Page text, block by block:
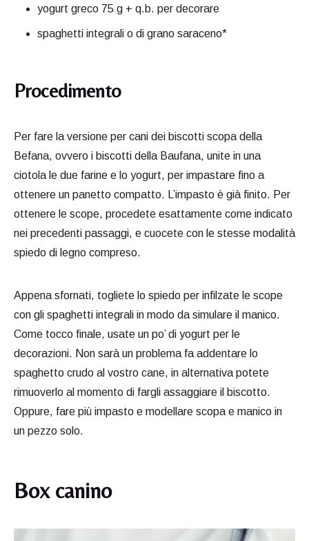
yogurt greco 75 g + q.b. per decorare
spaghetti integrali o di grano saraceno*
Procedimento
Per fare la versione per cani dei biscotti scopa della
Befana, ovvero i biscotti della Baufana, unite in una
ciotola le due farine e lo yogurt, per impastare fino a
ottenere un panetto compatto. L’impasto è già finito. Per
ottenere le scope, procedete esattamente come indicato
nei precedenti passaggi, e cuocete con le stesse modalità
spiedo di legno compreso.
Appena sfornati, togliete lo spiedo per infilzate le scope
con gli spaghetti integrali in modo da simulare il manico.
Come tocco finale, usate un po’ di yogurt per le
decorazioni. Non sarà un problema fa addentare lo
spaghetto crudo al vostro cane, in alternativa potete
rimuoverlo al momento di fargli assaggiare il biscotto.
Oppure, fare più impasto e modellare scopa e manico in
un pezzo solo.
Box canino